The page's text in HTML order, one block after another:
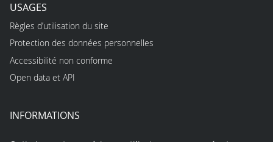
USAGES
Règles d’utilisation du site
Protection des données personnelles
Accessibilité non conforme
Open data et API
INFORMATIONS